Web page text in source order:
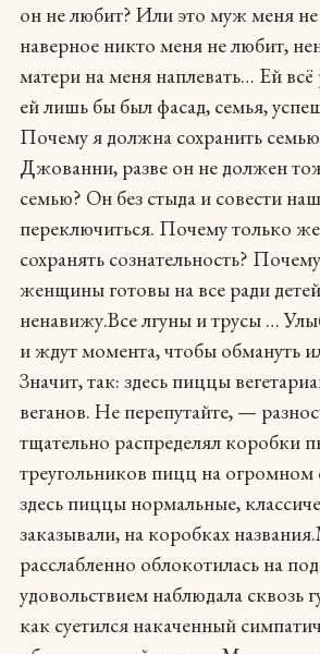
он не любит? Или это муж меня
наверное никто меня не любит,
матери на меня наплевать… Ей
ей лишь бы был фасад, семья,
Почему я должна сохранить
Джованни, разве он не должен
семью? Он без стыда и совести
переключиться. Почему только
сохранять сознательность?
женщины готовы на все ради
ненавижу.Все лгуны и трусы …
и ждут момента, чтобы обмануть
Значит, так: здесь пиццы
веганов. Не перепутайте, —
тщательно распределял коробки
треугольников пицц на
здесь пиццы нормальные,
заказывали, на коробках
расслабленно облокотилась на
удовольствием наблюдала сквозь
как суетился накаченный